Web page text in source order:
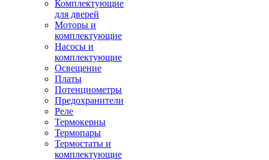
Комплектующие
для дверей
Моторы и
комплектующие
Насосы и
комплектующие
Освещение
Платы
Потенциометры
Предохранители
Реле
Термокерны
Термопары
Термостаты и
комплектующие